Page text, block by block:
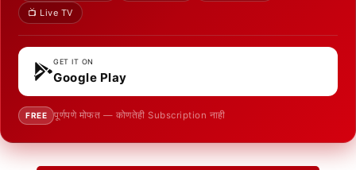
📺 Live TV
GET IT ON
Google Play
FREE पूर्णपणे मोफत — कोणतेही Subscription नाही